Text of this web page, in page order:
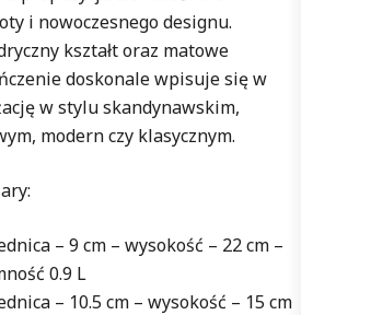
i nowoczesnego designu.
kształt oraz matowe
doskonale wpisuje się w
w stylu skandynawskim,
modern czy klasycznym.
– 9 cm – wysokość – 22 cm –
0.9 L
– 10.5 cm – wysokość – 15 cm